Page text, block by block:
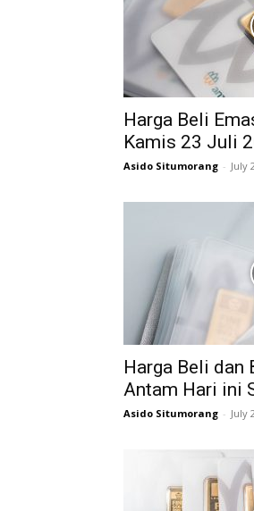
Harga Beli
Kamis 23 Juli
Asido Situmorang - July
Harga Beli dan
Antam Hari ini
Asido Situmorang - July